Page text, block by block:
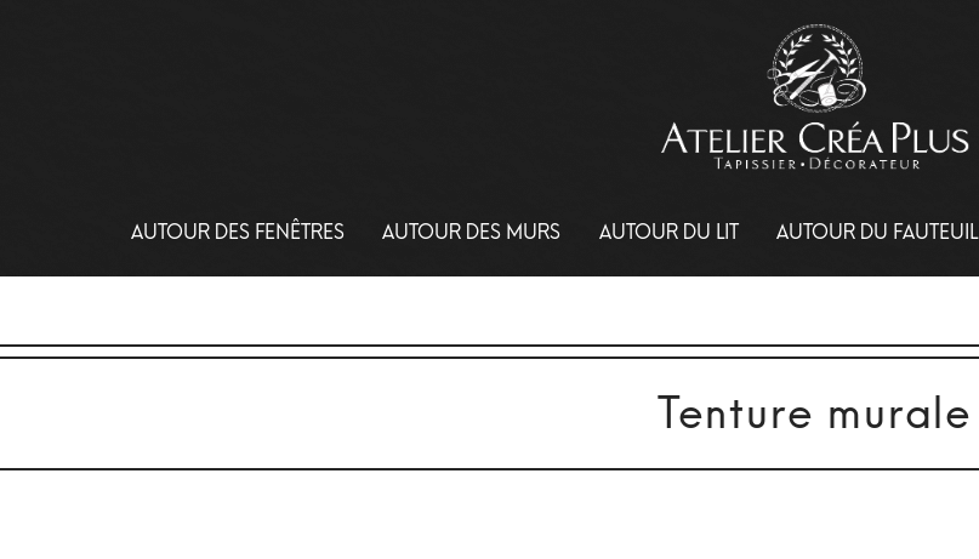
AUTOUR DES FENÊTRES AUTOUR DES MURS AUTOUR DU LIT AUTOUR DU FAUTEUIL
Tenture murale